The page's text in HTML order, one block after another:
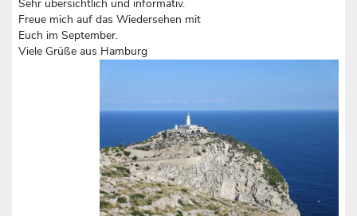
Sehr übersichtlich und informativ.
Freue mich auf das Wiedersehen mit
Euch im September.
Viele Grüße aus Hamburg